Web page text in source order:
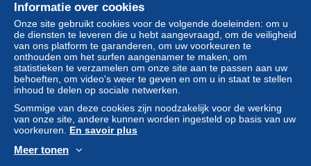
toepassing zijn.
Aankopen moeten worden betaald binnen14
dagenna ontvangst van de eindafrekening van de
verkoper.
Garantie:
koper.
Om de termijnen voor terugzending en
het Delcampe-charter
Informatie over cookies
Onze site gebruikt cookies voor de volgende doeleinden: om u
de diensten te leveren die u hebt aangevraagd, om de veiligheid
van ons platform te garanderen, om uw voorkeuren te
onthouden om het surfen aangenamer te maken, om
statistieken te verzamelen om onze site aan te passen aan uw
behoeften, om video's weer te geven en om u in staat te stellen
inhoud te delen op sociale netwerken.
Sommige van deze cookies zijn noodzakelijk voor de werking
van onze site, andere kunnen worden ingesteld op basis van uw
voorkeuren. En savoir plus
Meer tonen
Hulpcentrum
Kopen op Delcampe
Verkopen op Delcampe
Een beveiligde website